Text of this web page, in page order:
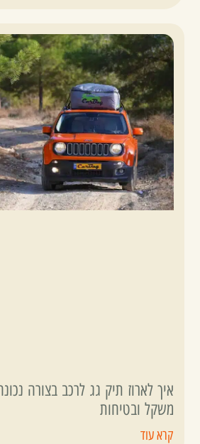
איך לארוז תיק גג לרכב בצורה
משקל ובטיחות
קרא עוד